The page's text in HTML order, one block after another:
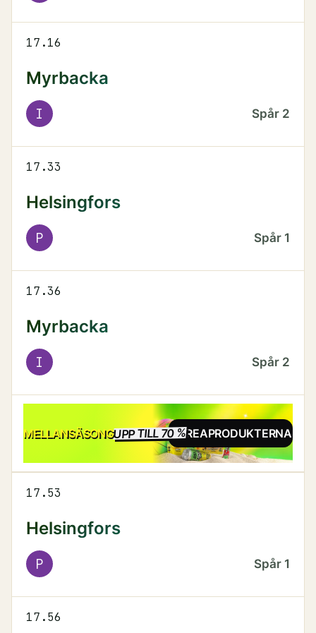
17.16
Myrbacka
I Spår 2
17.33
Helsingfors
P Spår 1
17.36
Myrbacka
I Spår 2
MELLANSÄSONGUPP TILL 70 %REA
SE REAPRODUKTERNA
17.53
Helsingfors
P Spår 1
17.56